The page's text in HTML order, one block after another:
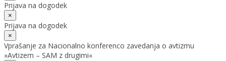
Prijava na dogodek
×
Prijava na dogodek
×
Vprašanje za Nacionalno konferenco zavedanja o avtizmu
»Avtizem – SAM z drugimi«